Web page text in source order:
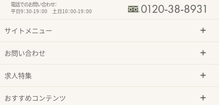
電話でのお問い合わせ：
平日9：30-19：00 土日10：00-19：00
サイトメニュー
お問い合わせ
求人特集
おすすめコンテンツ